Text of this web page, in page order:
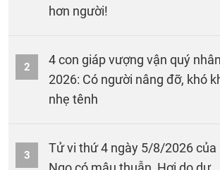
hơn người!
2
4 con giáp vượng vận quý
2026: Có người nâng đỡ, khó
nhẹ tênh
3
Tử vi thứ 4 ngày 5/8/2026 của